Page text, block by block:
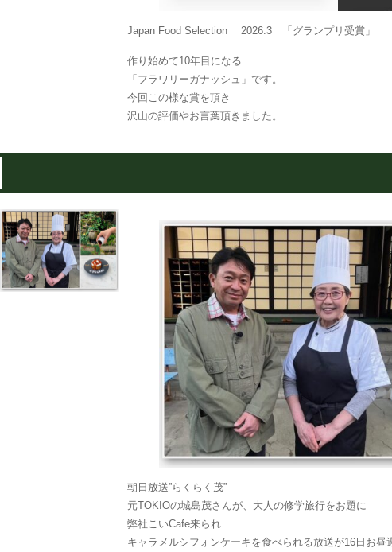
Japan Food Selection 2026.3 「グランプリ受賞」
作り始めて10年目になる
「フラワリーガナッシュ」です。
今回この様な賞を頂き
沢山の評価やお言葉頂きました。
朝日放送”らくらく茂”
元TOKIOの城島茂さんが、大人の修学旅行をお題に
弊社こいCafe来られ
キャラメルシフォンケーキを食べられる放送が16日お昼